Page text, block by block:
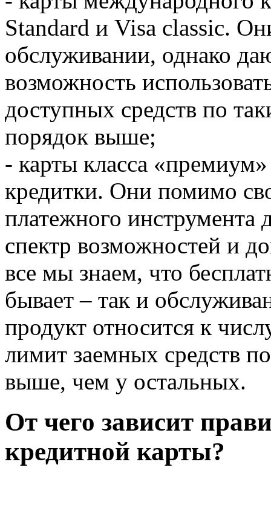
Standard и Visa classic.
обслуживании, однако
возможность
доступных средств по
порядок выше;
- карты класса
кредитки. Они помимо
платежного
спектр возможностей и
все мы знаем, что
бывает – так и
продукт относится к
лимит заемных средств
выше, чем у остальных.
От чего зависит
кредитной карты?